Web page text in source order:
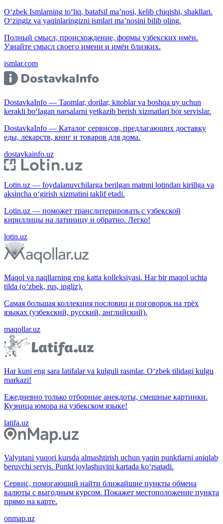
O‘zbek Ismlarning to‘liq, batafsil ma’nosi, kelib chiqishi, shakllari.
O‘zingiz va yaqinlaringizni ismlari ma’nosini bilib oling.
Полный смысл, происхождение, формы узбекских имён.
Узнайте смысл своего имени и имён близких.
ismlar.com
DostavkaInfo — Taomlar, dorilar, kitoblar va boshqa uy uchun
kerakli bo‘lagan narsalarni yetkazib berish xizmatlari bor servislar.
DostavkaInfo — Каталог сервисов, предлагающих доставку
еды, лекарств, книг и товаров для дома.
dostavkainfo.uz
Lotin.uz — foydalanuvchilarga berilgan matnni lotindan kirillga va
aksincha o‘girish xizmatini taklif etadi.
Lotin.uz — поможет транслитерировать с узбекской
кириллицы на латиницу и обратно. Легко!
lotin.uz
Maqol va naqllarning eng katta kolleksiyasi. Har bir maqol uchta
tilda (o‘zbek, rus, ingliz).
Самая большая коллекция пословиц и поговорок на трёх
языках (узбекский, русский, английский).
maqollar.uz
Har kuni eng sara latifalar va kulguli rasmlar. O‘zbek tilidagi kulgu
markazi!
Ежедневно только отборные анекдоты, смешные картинки.
Кузница юмора на узбекском языке!
latifa.uz
Valyutani yuqori kursda almashtirish uchun yaqin punktlarni aniqlab
beruvchi servis. Punkt joylashuvini kartada ko‘rsatadi.
Сервис, помогающий найти ближайшие пункты обмена
валюты с выгодным курсом. Покажет местоположение пункта
прямо на карте.
onmap.uz